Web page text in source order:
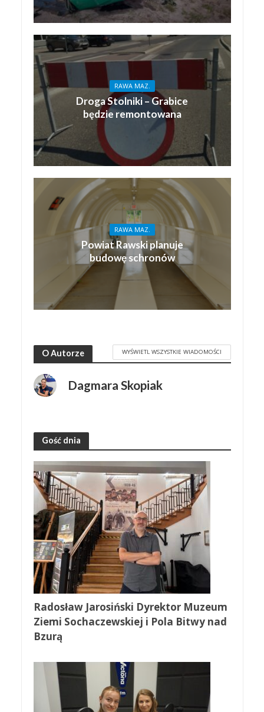
RAWA MAZ.
Droga Stolniki – Grabice
będzie remontowana
RAWA MAZ.
Powiat Rawski planuje
budowę schronów
O Autorze WYŚWIETL WSZYSTKIE WIADOMOŚCI
Dagmara Skopiak
Gość dnia
Radosław Jarosiński Dyrektor Muzeum
Ziemi Sochaczewskiej i Pola Bitwy nad
Bzurą